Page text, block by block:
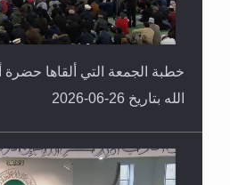
خطبة الجمعة التي ألقاها حضرة
الله بتاريخ 26-06-2026